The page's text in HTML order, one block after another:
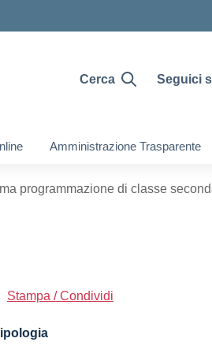
Cerca Seguici
Amministrazione Trasparente
programmazione di classe
Stampa / Condividi